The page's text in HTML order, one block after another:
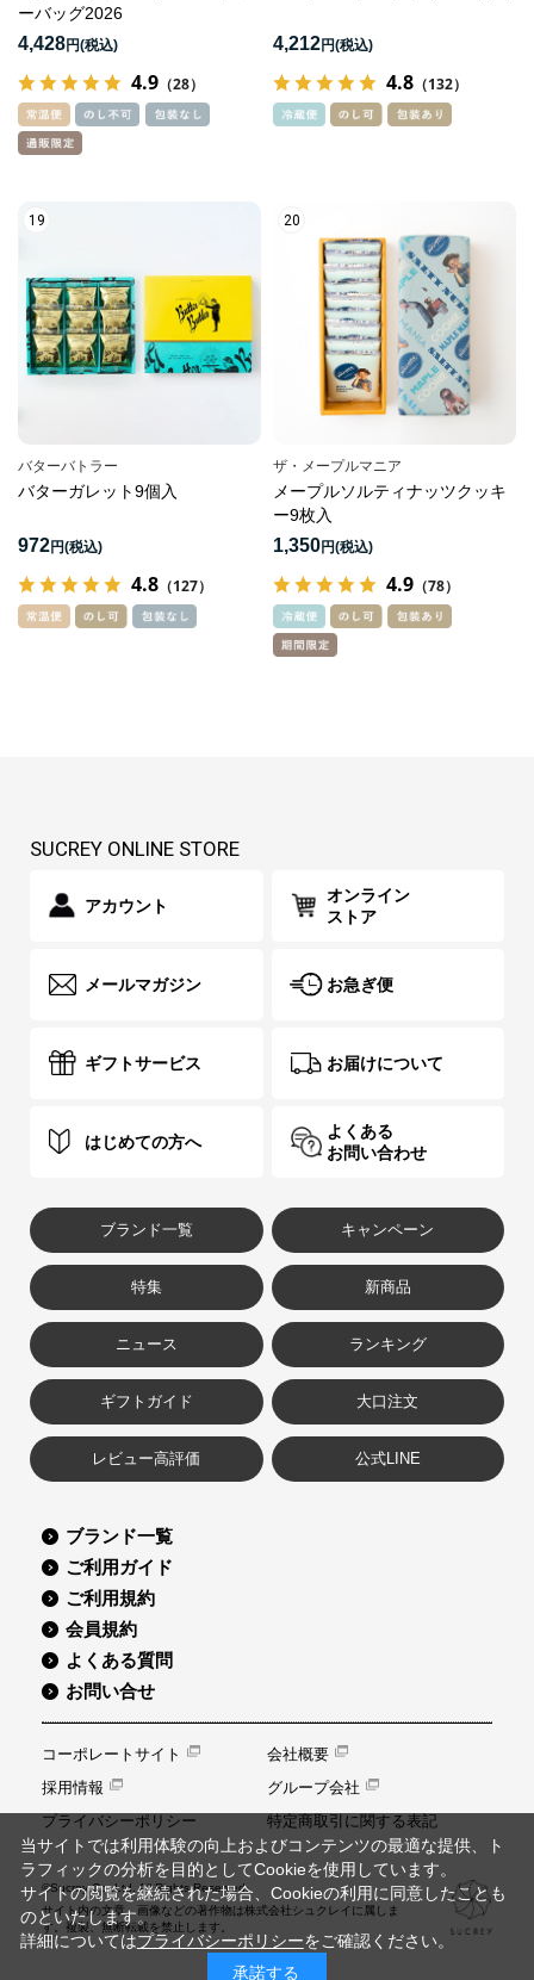
ーバッグ2026
4,428円
4.9 （28）
4,212円
4.8 （132）
19
バターバトラー
バターガレット9個入
972円
4.8 （127）
20
ザ・メープルマニア
メープルソルティナッツクッキ
ー9枚入
1,350円
4.9 （78）
SUCREY ONLINE STORE
アカウント
オンライン
ストア
メールマガジン お急ぎ便
ギフトサービス お届けについて
はじめての方へ
よくある
お問い合わせ
ブランド一覧 キャンペーン
特集 新商品
ニュース ランキング
ギフトガイド 大口注文
レビュー高評価 公式LINE
ブランド一覧
ご利用ガイド
ご利用規約
会員規約
よくある質問
お問い合せ
コーポレートサイト
会社概要
採用情報
グループ会社
プライバシーポリシー
特定商取引に関する表記
©Sucrey Co.,Ltd. All Rights Reserved.
サイト内の文章、画像などの著作物は株式会社シュクレイに属しま
す。複製、無断転載を禁止します。
当サイトでは利用体験の向上およびコンテンツの最適な提供、ト
ラフィックの分析を目的としてCookieを使用しています。
サイトの閲覧を継続された場合、Cookieの利用に同意したことも
のといたします。
詳細についてはプライバシーポリシーをご確認ください。
承諾する